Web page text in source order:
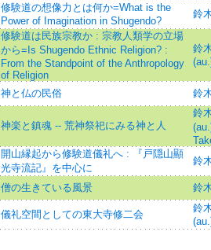
修験道の想像力とは何か=What is the
Power of Imagination in Shugendo?
鈴
修験道は民族宗教か : 宗教人類学の立場
から=Is Shugendo Ethnic Religion? :
From the Standpoint of the Anthropology
of Religion
鈴
神と仏の民俗 鈴
神楽と鎮魂 -- 荒神祭祀にみる神と人
鈴
開山縁起から修験道儀礼へ : 『戸隠山顯
光寺流記』を中心に
鈴
僧の生きている風景 鈴
儀礼空間としての東大寺修二会
鈴